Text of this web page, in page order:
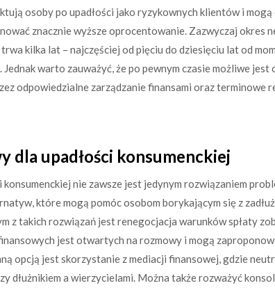
osoby po upadłości jako ryzykownych klientów i mogą
znacznie wyższe oprocentowanie. Zazwyczaj okres
kilka lat – najczęściej od pięciu do dziesięciu lat od
warto zauważyć, że po pewnym czasie możliwe jest
odpowiedzialne zarządzanie finansami oraz terminowe
dla upadłości konsumenckiej
konsumenckiej nie zawsze jest jedynym rozwiązaniem
które mogą pomóc osobom borykającym się z
z takich rozwiązań jest renegocjacja warunków spłaty
jest otwartych na rozmowy i mogą
opcją jest skorzystanie z mediacji finansowej, gdzie
dłużnikiem a wierzycielami. Można także rozważyć